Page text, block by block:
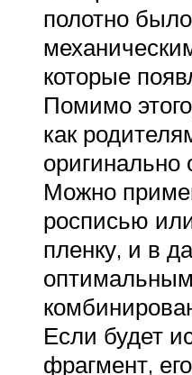
полотно
которые
Помимо
как
Можно
росписью
пленку, и в
Если будет
фрагмент,